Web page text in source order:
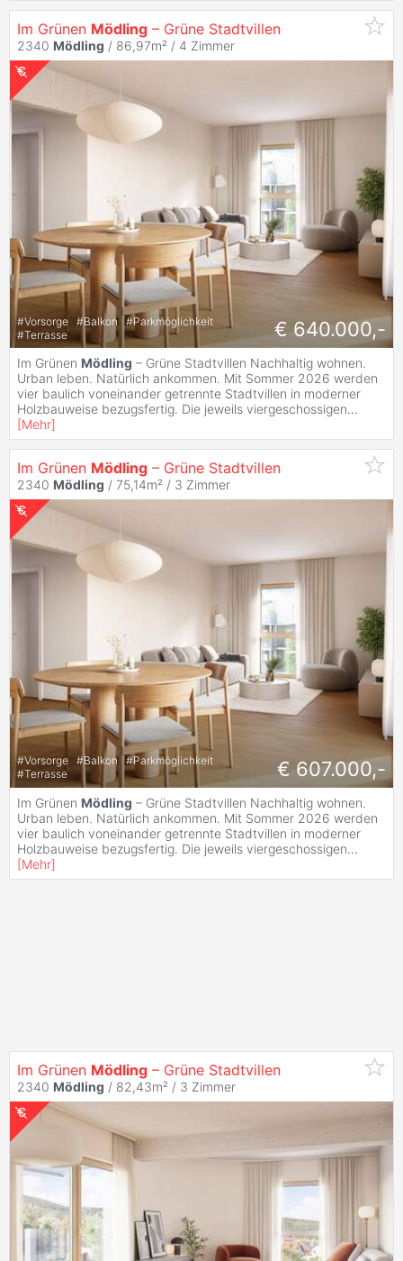
Im Grünen Mödling – Grüne Stadtvillen
2340 Mödling / 86,97m² / 4 Zimmer
#Vorsorge #Balkon #Parkmöglichkeit
#Terrasse € 640.000,-
Im Grünen Mödling – Grüne Stadtvillen Nachhaltig wohnen.
Urban leben. Natürlich ankommen. Mit Sommer 2026 werden
vier baulich voneinander getrennte Stadtvillen in moderner
Holzbauweise bezugsfertig. Die jeweils viergeschossigen...
[Mehr]
Im Grünen Mödling – Grüne Stadtvillen
2340 Mödling / 75,14m² / 3 Zimmer
#Vorsorge #Balkon #Parkmöglichkeit
#Terrasse € 607.000,-
Im Grünen Mödling – Grüne Stadtvillen Nachhaltig wohnen.
Urban leben. Natürlich ankommen. Mit Sommer 2026 werden
vier baulich voneinander getrennte Stadtvillen in moderner
Holzbauweise bezugsfertig. Die jeweils viergeschossigen...
[Mehr]
Im Grünen Mödling – Grüne Stadtvillen
2340 Mödling / 82,43m² / 3 Zimmer